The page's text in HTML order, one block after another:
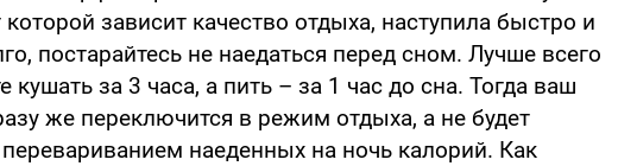
которой зависит качество отдыха, наступила быстро и
постарайтесь не наедаться перед сном. Лучше всего
кушать за 3 часа, а пить – за 1 час до сна. Тогда ваш
же переключится в режим отдыха, а не будет
наеденных на ночь калорий. Как